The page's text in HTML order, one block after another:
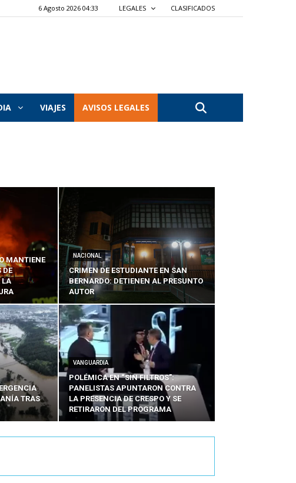
6 Agosto 2026 04:33 LEGALES CLASIFICADOS
VIAJES AVISOS LEGALES
MANTIENE
DE
LA
NACIONAL
CRIMEN DE ESTUDIANTE EN SAN
BERNARDO: DETIENEN AL PRESUNTO
AUTOR
TRAS
VANGUARDIA
POLÉMICA EN “SIN FILTROS”:
PANELISTAS APUNTARON CONTRA
LA PRESENCIA DE CRESPO Y SE
RETIRARON DEL PROGRAMA